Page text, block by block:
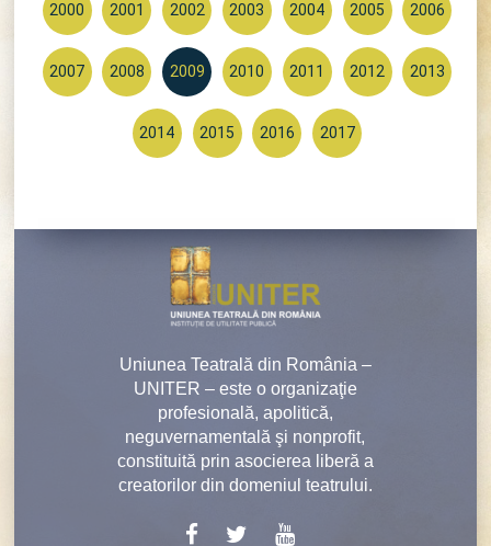
2000 2001 2002 2003 2004 2005 2006
2007 2008 2009 2010 2011 2012 2013
2014 2015 2016 2017
Uniunea Teatrală din România –
UNITER – este o organizaţie
profesională, apolitică,
neguvernamentală şi nonprofit,
constituită prin asocierea liberă a
creatorilor din domeniul teatrului.